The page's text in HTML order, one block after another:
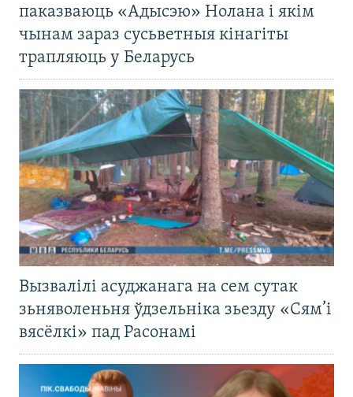
паказваюць «Адысэю» Нолана і якім
чынам зараз сусьветныя кінагіты
трапляюць у Беларусь
Вызвалілі асуджанага на сем сутак
зьняволеньня ўдзельніка зьезду «Сям’і
вясёлкі» пад Расонамі